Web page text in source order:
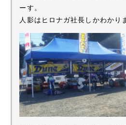
ーす。
人影はヒロナガ社長しかわかり